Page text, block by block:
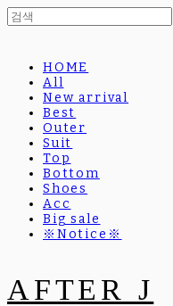
HOME
All
New arrival
Best
Outer
Suit
Top
Bottom
Shoes
Acc
Big sale
※Notice※
AFTER J